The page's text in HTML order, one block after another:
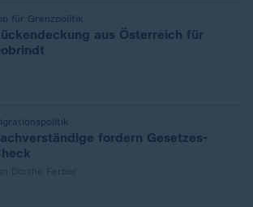
für Grenzpolitik
aus Österreich für
fordern Gesetzes-